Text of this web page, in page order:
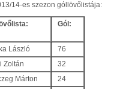
14-es szezon góllövőlistája:
Gól:
László
76
Zoltán
32
Márton
24